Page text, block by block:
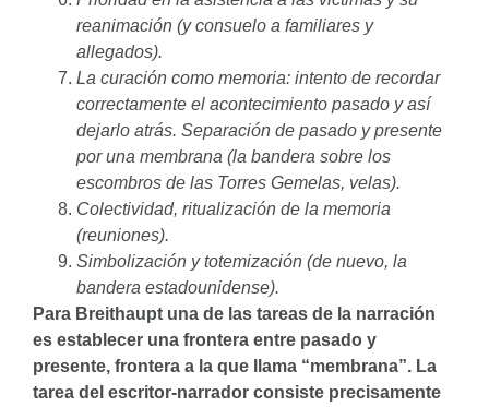
reanimación (y consuelo a familiares y
allegados).
La curación como memoria: intento de recordar
correctamente el acontecimiento pasado y así
dejarlo atrás. Separación de pasado y presente
por una membrana (la bandera sobre los
escombros de las Torres Gemelas, velas).
Colectividad, ritualización de la memoria
(reuniones).
Simbolización y totemización (de nuevo, la
bandera estadounidense).
Para Breithaupt una de las tareas de la narración
es establecer una frontera entre pasado y
presente, frontera a la que llama “membrana”. La
tarea del escritor-narrador consiste precisamente